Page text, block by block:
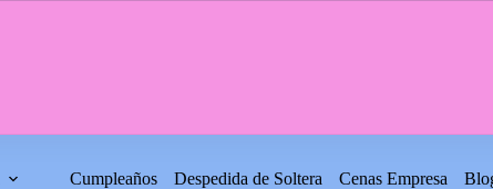
Cumpleaños Despedida de Soltera Cenas Empresa